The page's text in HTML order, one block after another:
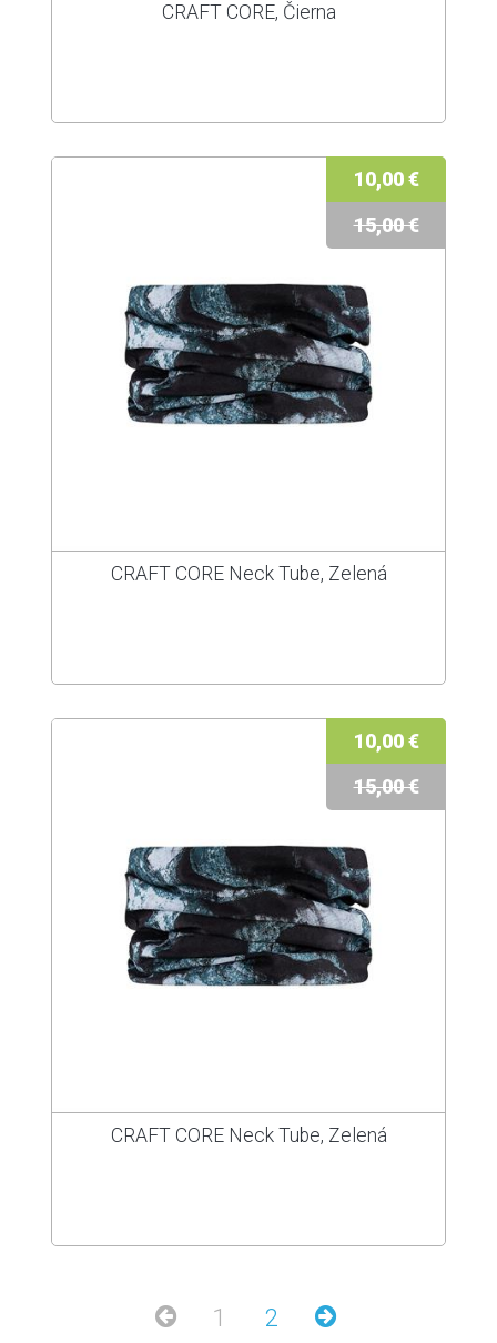
CRAFT CORE, Čierna
10,00 €
15,00 €
CRAFT CORE Neck Tube, Zelená
10,00 €
15,00 €
CRAFT CORE Neck Tube, Zelená
1 2